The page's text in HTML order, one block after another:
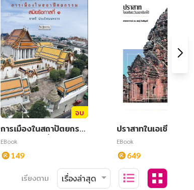
จบ
การเมืองในสถาปัตยกรร
มสมัยรัชกาลที่ 1
EBook
149
ปราสาทในเอเชียตะวั
กเฉียงใต้
EBook
649
เรียงตาม